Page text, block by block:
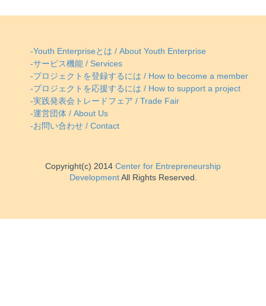
-Youth Enterpriseとは / About Youth Enterprise
-サービス機能 / Services
-プロジェクトを登録するには / How to become a member
-プロジェクトを応援するには / How to support a project
-実践発表会トレードフェア / Trade Fair
-運営団体 / About Us
-お問い合わせ / Contact
Copyright(c) 2014 Center for Entrepreneurship
DevelopmentAll Rights Reserved.